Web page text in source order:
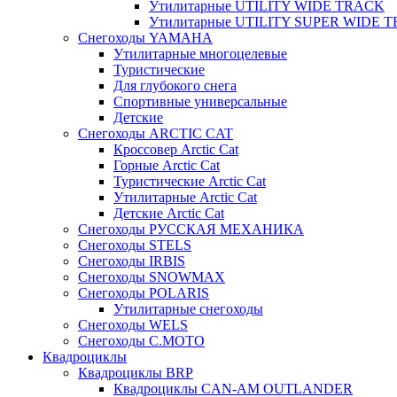
Утилитарные UTILITY WIDE TRACK
Утилитарные UTILITY SUPER WIDE
Снегоходы YAMAHA
Утилитарные многоцелевые
Туристические
Для глубокого снега
Спортивные универсальные
Детские
Снегоходы ARCTIC CAT
Кроссовер Arctic Cat
Горные Arctic Cat
Туристические Arctic Cat
Утилитарные Arctic Сat
Детские Arctic Cat
Снегоходы РУССКАЯ МЕХАНИКА
Снегоходы STELS
Снегоходы IRBIS
Снегоходы SNOWMAX
Снегоходы POLARIS
Утилитарные снегоходы
Cнегоходы WELS
Снегоходы C.MOTO
Квадроциклы
Квадроциклы BRP
Квадроциклы CAN-AM OUTLANDER